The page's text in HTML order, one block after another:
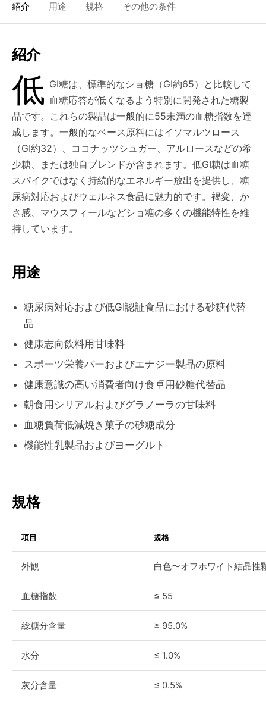
紹介 用途 規格 その他の条件
紹介
低 GI糖は、標準的なショ糖（GI約65）と比較して
血糖応答が低くなるよう特別に開発された糖製
品です。これらの製品は一般的に55未満の血糖指数を達
成します。一般的なベース原料にはイソマルツロース
（GI約32）、ココナッツシュガー、アルロースなどの希
少糖、または独自ブレンドが含まれます。低GI糖は血糖
スパイクではなく持続的なエネルギー放出を提供し、糖
尿病対応およびウェルネス食品に魅力的です。褐変、か
さ感、マウスフィールなどショ糖の多くの機能特性を維
持しています。
用途
糖尿病対応および低GI認証食品における砂糖代替
品
健康志向飲料用甘味料
スポーツ栄養バーおよびエナジー製品の原料
健康意識の高い消費者向け食卓用砂糖代替品
朝食用シリアルおよびグラノーラの甘味料
血糖負荷低減焼き菓子の砂糖成分
機能性乳製品およびヨーグルト
規格
項目 規格
外観 白色〜オフホワイト結晶性
血糖指数 ≤ 55
総糖分含量 ≥ 95.0%
水分 ≤ 1.0%
灰分含量 ≤ 0.5%